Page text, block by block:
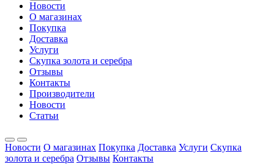
Новости
О магазинах
Покупка
Доставка
Услуги
Скупка золота и серебра
Отзывы
Контакты
Производители
Новости
Статьи
Новости О магазинах Покупка Доставка Услуги Скупка
золота и серебра Отзывы Контакты